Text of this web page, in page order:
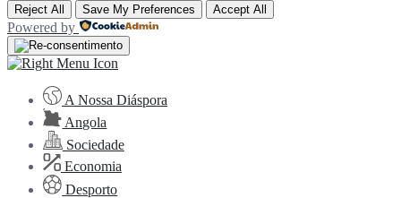
Reject All Save My Preferences Accept All
Powered by
A Nossa Diáspora
Angola
Sociedade
Economia
Desporto